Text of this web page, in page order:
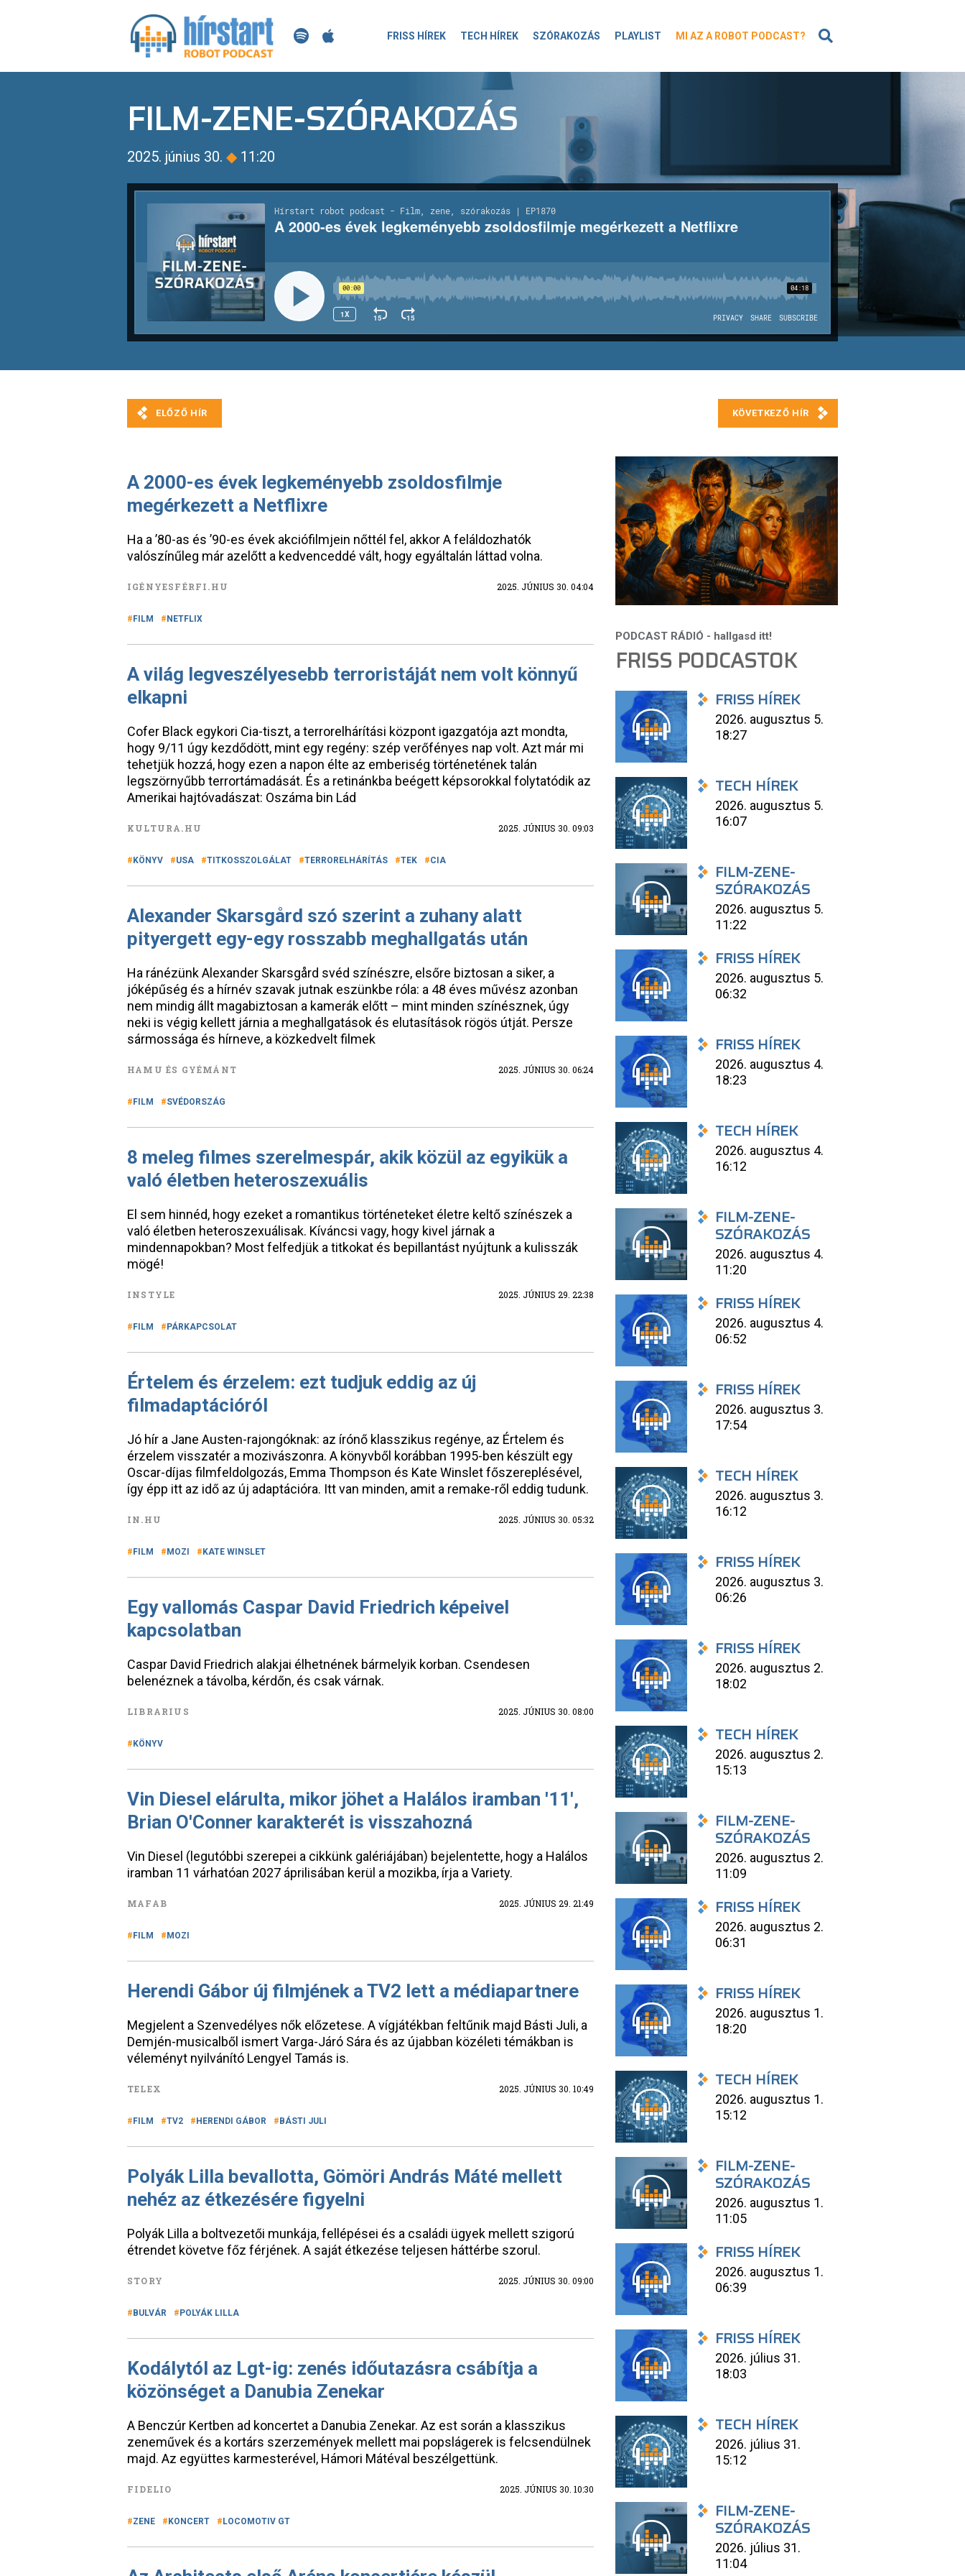
FRISS HÍREK TECH HÍREK SZÓRAKOZÁS PLAYLIST MI AZ A ROBOT PODCAST?
FILM-ZENE-SZÓRAKOZÁS
2025. június 30. ◆ 11:20
A 2000-es évek legkeményebb zsoldosfilmje
megérkezett a Netflixre
Ha a ’80-as és ’90-es évek akciófilmjein nőttél fel, akkor A feláldozhatók
valószínűleg már azelőtt a kedvenceddé vált, hogy egyáltalán láttad volna.
IGÉNYESFÉRFI.HU 2025. JÚNIUS 30. 04:04
FILM NETFLIX
A világ legveszélyesebb terroristáját nem volt könnyű
elkapni
Cofer Black egykori Cia-tiszt, a terrorelhárítási központ igazgatója azt mondta,
hogy 9/11 úgy kezdődött, mint egy regény: szép verőfényes nap volt. Azt már mi
tehetjük hozzá, hogy ezen a napon élte az emberiség történetének talán
legszörnyűbb terrortámadását. És a retinánkba beégett képsorokkal folytatódik az
Amerikai hajtóvadászat: Oszáma bin Lád
KULTURA.HU 2025. JÚNIUS 30. 09:03
KÖNYV USA TITKOSSZOLGÁLAT TERRORELHÁRÍTÁS TEK CIA
Alexander Skarsgård szó szerint a zuhany alatt
pityergett egy-egy rosszabb meghallgatás után
Ha ránézünk Alexander Skarsgård svéd színészre, elsőre biztosan a siker, a
jóképűség és a hírnév szavak jutnak eszünkbe róla: a 48 éves művész azonban
nem mindig állt magabiztosan a kamerák előtt – mint minden színésznek, úgy
neki is végig kellett járnia a meghallgatások és elutasítások rögös útját. Persze
sármossága és hírneve, a közkedvelt filmek
HAMU ÉS GYÉMÁNT 2025. JÚNIUS 30. 06:24
FILM SVÉDORSZÁG
8 meleg filmes szerelmespár, akik közül az egyikük a
való életben heteroszexuális
El sem hinnéd, hogy ezeket a romantikus történeteket életre keltő színészek a
való életben heteroszexuálisak. Kíváncsi vagy, hogy kivel járnak a
mindennapokban? Most felfedjük a titkokat és bepillantást nyújtunk a kulisszák
mögé!
INSTYLE 2025. JÚNIUS 29. 22:38
FILM PÁRKAPCSOLAT
Értelem és érzelem: ezt tudjuk eddig az új
filmadaptációról
Jó hír a Jane Austen-rajongóknak: az írónő klasszikus regénye, az Értelem és
érzelem visszatér a mozivászonra. A könyvből korábban 1995-ben készült egy
Oscar-díjas filmfeldolgozás, Emma Thompson és Kate Winslet főszereplésével,
így épp itt az idő az új adaptációra. Itt van minden, amit a remake-ről eddig tudunk.
IN.HU 2025. JÚNIUS 30. 05:32
FILM MOZI KATE WINSLET
Egy vallomás Caspar David Friedrich képeivel
kapcsolatban
Caspar David Friedrich alakjai élhetnének bármelyik korban. Csendesen
belenéznek a távolba, kérdőn, és csak várnak.
LIBRARIUS 2025. JÚNIUS 30. 08:00
KÖNYV
Vin Diesel elárulta, mikor jöhet a Halálos iramban '11',
Brian O'Conner karakterét is visszahozná
Vin Diesel (legutóbbi szerepei a cikkünk galériájában) bejelentette, hogy a Halálos
iramban 11 várhatóan 2027 áprilisában kerül a mozikba, írja a Variety.
MAFAB 2025. JÚNIUS 29. 21:49
FILM MOZI
Herendi Gábor új filmjének a TV2 lett a médiapartnere
Megjelent a Szenvedélyes nők előzetese. A vígjátékban feltűnik majd Básti Juli, a
Demjén-musicalből ismert Varga-Járó Sára és az újabban közéleti témákban is
véleményt nyilvánító Lengyel Tamás is.
TELEX 2025. JÚNIUS 30. 10:49
FILM TV2 HERENDI GÁBOR BÁSTI JULI
Polyák Lilla bevallotta, Gömöri András Máté mellett
nehéz az étkezésére figyelni
Polyák Lilla a boltvezetői munkája, fellépései és a családi ügyek mellett szigorú
étrendet követve főz férjének. A saját étkezése teljesen háttérbe szorul.
STORY 2025. JÚNIUS 30. 09:00
BULVÁR POLYÁK LILLA
Kodálytól az Lgt-ig: zenés időutazásra csábítja a
közönséget a Danubia Zenekar
A Benczúr Kertben ad koncertet a Danubia Zenekar. Az est során a klasszikus
zeneművek és a kortárs szerzemények mellett mai popslágerek is felcsendülnek
majd. Az együttes karmesterével, Hámori Mátéval beszélgettünk.
FIDELIO 2025. JÚNIUS 30. 10:30
ZENE KONCERT LOCOMOTIV GT
FRISS PODCASTOK
FRISS HÍREK
2026. augusztus 5.
18:27
TECH HÍREK
2026. augusztus 5.
16:07
FILM-ZENE-
SZÓRAKOZÁS
2026. augusztus 5.
11:22
FRISS HÍREK
2026. augusztus 5.
06:32
FRISS HÍREK
2026. augusztus 4.
18:23
TECH HÍREK
2026. augusztus 4.
16:12
FILM-ZENE-
SZÓRAKOZÁS
2026. augusztus 4.
11:20
FRISS HÍREK
2026. augusztus 4.
06:52
FRISS HÍREK
2026. augusztus 3.
17:54
TECH HÍREK
2026. augusztus 3.
16:12
FRISS HÍREK
2026. augusztus 3.
06:26
FRISS HÍREK
2026. augusztus 2.
18:02
TECH HÍREK
2026. augusztus 2.
15:13
FILM-ZENE-
SZÓRAKOZÁS
2026. augusztus 2.
11:09
FRISS HÍREK
2026. augusztus 2.
06:31
FRISS HÍREK
2026. augusztus 1.
18:20
TECH HÍREK
2026. augusztus 1.
15:12
FILM-ZENE-
SZÓRAKOZÁS
2026. augusztus 1.
11:05
FRISS HÍREK
2026. augusztus 1.
06:39
FRISS HÍREK
2026. július 31.
18:03
TECH HÍREK
2026. július 31.
15:12
FILM-ZENE-
SZÓRAKOZÁS
2026. július 31.
11:04